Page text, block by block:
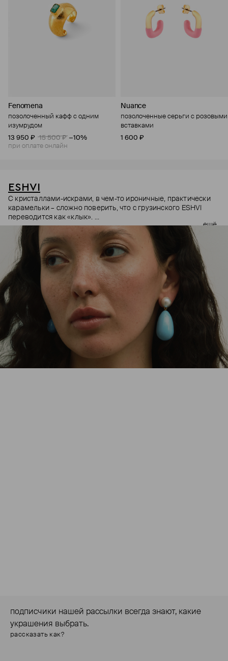
Fenomena
позолоченный кафф с одним
изумрудом
13 950 ₽
15 500 ₽ −10%
при оплате онлайн
Nuance
позолоченные серьги с розовыми
вставками
1 600 ₽
ESHVI
С кристаллами-искрами, в чем-то ироничные, практически
карамельки – сложно поверить, что с грузинского ESHVI
переводится как «клык».
Свой бренд Тамар Сванидзе и Натия Чхартишвили основали
в Лондоне. В ярких украшениях дизайнеры словно
вспоминают о своих корнях. Массивные серьги с
кристаллами – как любят колоритные местные, простые
графичные формы напоминают картины Нико Пиросмани, а
«леденцовые» цвета – доза витамина D для Кендалл
Дженнер, Кэти Перри, Halsey и других селебрити, которые
уже носят ESHVI.
ещё
подписчики нашей рассылки всегда знают, какие
украшения выбрать.
рассказать как?